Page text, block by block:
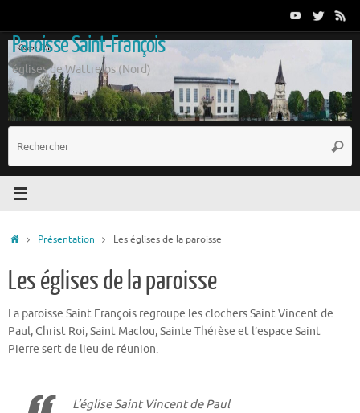
contenu
Paroisse Saint-François
églises de Wattrelos (Nord)
:
AccueilPrésentation Les églises de la paroisse
Les églises de la paroisse
La paroisse Saint François regroupe les clochers Saint Vincent de
Paul, Christ Roi, Saint Maclou, Sainte Thérèse et l’espace Saint
Pierre sert de lieu de réunion.
L’église Saint Vincent de Paul